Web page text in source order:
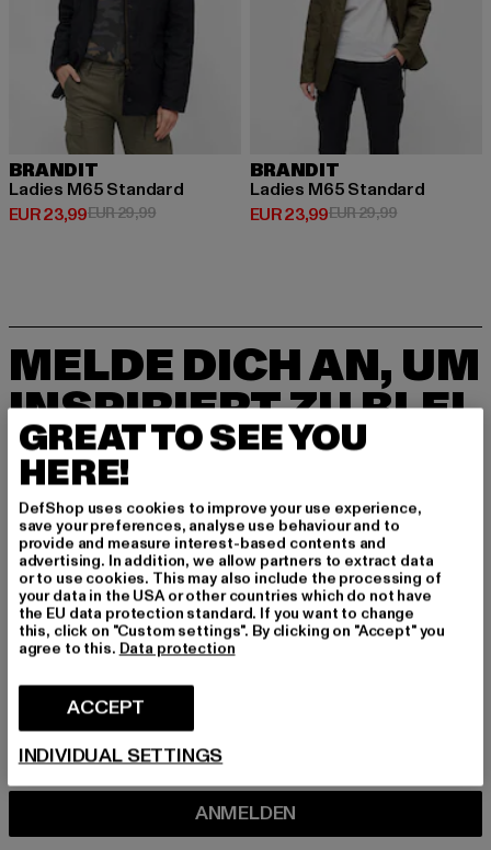
BRANDIT
Ladies M65 Standard
EUR 23,99
Derzeitiger Preis: EUR 23,99
EUR 29,99Aktionspreis: EUR 29,99
BRANDIT
Ladies M65 Standard
EUR 23,99
Derzeitiger Preis: EUR 23,99
EUR 29,99Aktionspreis:
MELDE DICH AN, UM
INSPIRIERT ZU BLEI
BEN!
Melde dich hier für unseren Newsletter an und
erhalte künftig Informationen über aktuelle Tre
nds, Angebote und Gutscheine von DefShop p
er E-Mail!
An welchen Produkten bist du interessiert?
FRAUEN
E-MAIL
ANMELDEN
GREAT TO SEE YOU
HERE!
DefShop uses cookies to improve your use experience,
save your preferences, analyse use behaviour and to
provide and measure interest-based contents and
advertising. In addition, we allow partners to extract data
or to use cookies. This may also include the processing of
your data in the USA or other countries which do not have
the EU data protection standard. If you want to change
this, click on "Custom settings". By clicking on "Accept" you
agree to this. Data protection
ACCEPT
INDIVIDUAL SETTINGS